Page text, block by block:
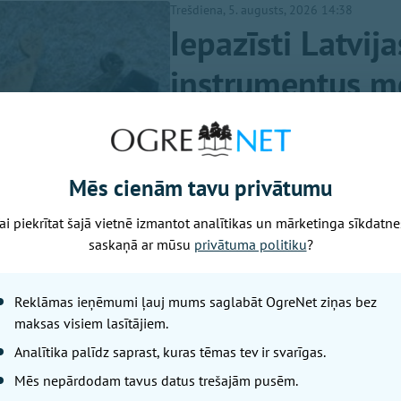
Trešdiena, 5. augusts, 2026 14:38
Iepazīsti
instrumentus
ogresnovads.lv
Vasaras pilnbriedā uzsākts
draugiem būs iespēja iepazīt
iepazītu, tos vajag sadzirdēt,
zinošiem meistariem
Mēs cienām tavu privātumu
piekrītat šajā vietnē izmantot analītikas un mārketinga
saskaņā ar mūsu privātuma politiku?
Reklāmas ieņēmumi ļauj mums saglabāt OgreNet ziņas bez
maksas visiem lasītājiem.
Analītika palīdz saprast, kuras tēmas tev ir svarīgas.
Mēs nepārdodam tavus datus trešajām pusēm.